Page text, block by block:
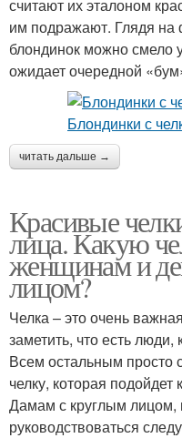
считают их эталоном
им подражают. Глядя на
блондинок можно смело
ожидает очередной
читать дальше →
Красивые
лица. Какую
женщинам и
лицом?
Челка – это очень
заметить, что есть
Всем остальным просто
челку, которая
Дамам с круглым лицом,
руководствоваться